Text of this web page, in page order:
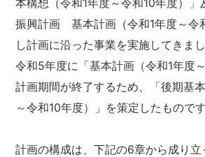
本構想（令和1年度～令和10年度）
振興計画 基本計画（令和1年度～令
し計画に沿った事業を実施してきまし
令和5年度に「基本計画（令和1年度
計画期間が終了するため、「後期基
～令和10年度）」を策定したものです
計画の構成は、下記の6章から成り立